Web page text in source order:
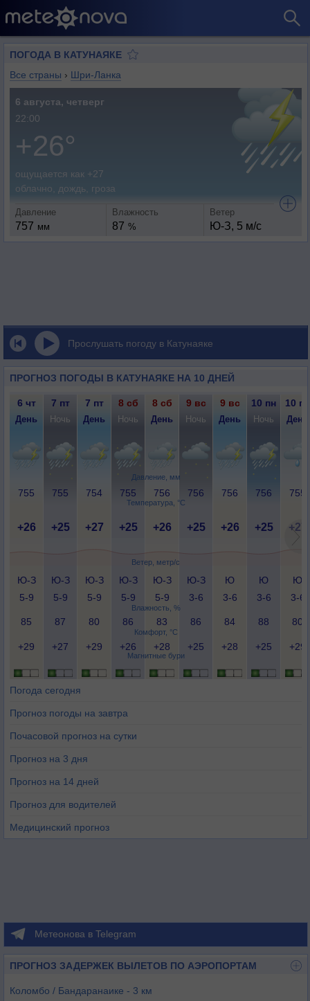
ПОГОДА В КАТУНАЯКЕ
Все страны › Шри-Ланка
6 августа, четверг
22:00
+26°
ощущается как +27
облачно, дождь, гроза
Давление
757 мм
Влажность
87 %
Ветер
Ю-З, 5 м/с
Прослушать погоду в Катунаяке
ПРОГНОЗ ПОГОДЫ В КАТУНАЯКЕ НА 10 ДНЕЙ
Давление, мм
Температура, °C
Ветер, метр/с
Влажность, %
Комфорт, °C
Магнитные бури
6 чт 7 пт 7 пт 8 сб 8 сб 9 вс 9 вс 10 пн 10 пн
День Ночь День Ночь День Ночь День Ночь День
755 755 754 755 756 756 756 756 755
+26 +25 +27 +25 +26 +25 +26 +25 +27
Ю-З
5-9
Ю-З
5-9
Ю-З
5-9
Ю-З
5-9
Ю-З
5-9
Ю-З
3-6
Ю
3-6
Ю
3-6
Ю
3-6
85 87 80 86 83 86 84 88 80
+29 +27 +29 +26 +28 +25 +28 +25 +29
Погода сегодня
Прогноз погоды на завтра
Почасовой прогноз на сутки
Прогноз на 3 дня
Прогноз на 14 дней
Прогноз для водителей
Медицинский прогноз
Метеонова в Telegram
ПРОГНОЗ ЗАДЕРЖЕК ВЫЛЕТОВ ПО АЭРОПОРТАМ
Коломбо / Бандаранаике - 3 км